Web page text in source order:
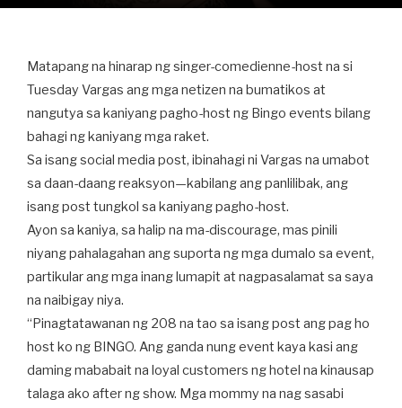
Matapang na hinarap ng singer-comedienne-host na si
Tuesday Vargas ang mga netizen na bumatikos at
nangutya sa kaniyang pagho-host ng Bingo events bilang
bahagi ng kaniyang mga raket.
Sa isang social media post, ibinahagi ni Vargas na umabot
sa daan-daang reaksyon—kabilang ang panlilibak, ang
isang post tungkol sa kaniyang pagho-host.
Ayon sa kaniya, sa halip na ma-discourage, mas pinili
niyang pahalagahan ang suporta ng mga dumalo sa event,
partikular ang mga inang lumapit at nagpasalamat sa saya
na naibigay niya.
“Pinagtatawanan ng 208 na tao sa isang post ang pag ho
host ko ng BINGO. Ang ganda nung event kaya kasi ang
daming mababait na loyal customers ng hotel na kinausap
talaga ako after ng show. Mga mommy na nag sasabi